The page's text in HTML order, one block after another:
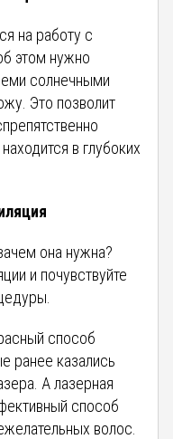
на работу с
этом нужно
солнечными
Это позволит
в глубоких
она нужна?
и почувствуйте
способ
ранее казались
А лазерная
способ
волос.